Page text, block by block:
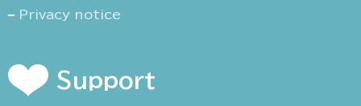
Privacy notice
Support